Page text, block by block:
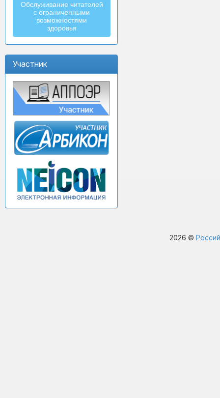
Обслуживание читателей
с ограниченными
возможностями
здоровья
Участник
2026 ©